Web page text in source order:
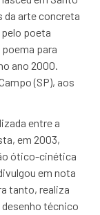
da arte concreta
pelo poeta
poema para
ano 2000.
(SP), aos
entre a
em 2003,
ótico-cinética
em nota
tanto, realiza
técnico